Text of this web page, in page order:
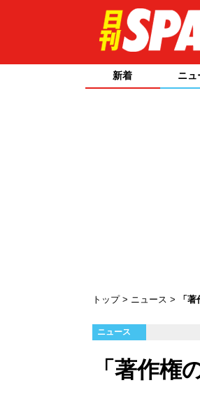
新着 ニュ
トップ ニュース
「
ニュース
「著作権